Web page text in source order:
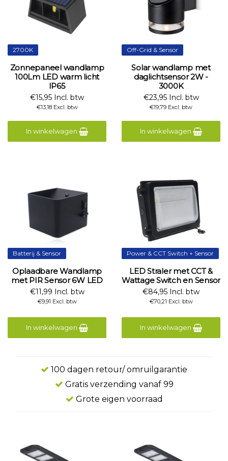
2700K
Zonnepaneel wandlamp
100Lm LED warm licht
IP65
€15,95 Incl. btw
€13,18 Excl. btw
In winkelwagen
Off-Grid & Sensor
Solar wandlamp met
daglichtsensor 2W -
3000K
€23,95 Incl. btw
€19,79 Excl. btw
In winkelwagen
Batterij & Sensor
Oplaadbare Wandlamp
met PIR Sensor 6W LED
€11,99 Incl. btw
€9,91 Excl. btw
In winkelwagen
Power & CCT Switch + Sensor
LED Straler met CCT &
Wattage Switch en Sensor
€84,95 Incl. btw
€70,21 Excl. btw
In winkelwagen
100 dagen retour/ omruilgarantie
Gratis verzending vanaf 99
Grote eigen voorraad